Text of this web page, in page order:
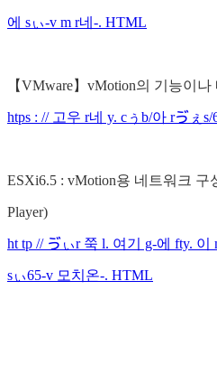
에 sぃ-v m r네-. HTML
【VMware】vMotion의 기능이
htps : // 고우 r네 y. cぅb/아 rゔぇs/
ESXi6.5 : vMotion용 네트워크 구
Player)
ht tp // ゔぃr 쭉 l. 여기 g-에 fty. 이
sぃ65-v 모치온-. HTML